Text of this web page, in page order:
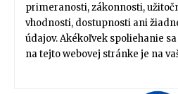
primeranosti, zákonnosti,
vhodnosti, dostupnosti ani
údajov. Akékoľvek spoliehanie
na tejto webovej stránke je na